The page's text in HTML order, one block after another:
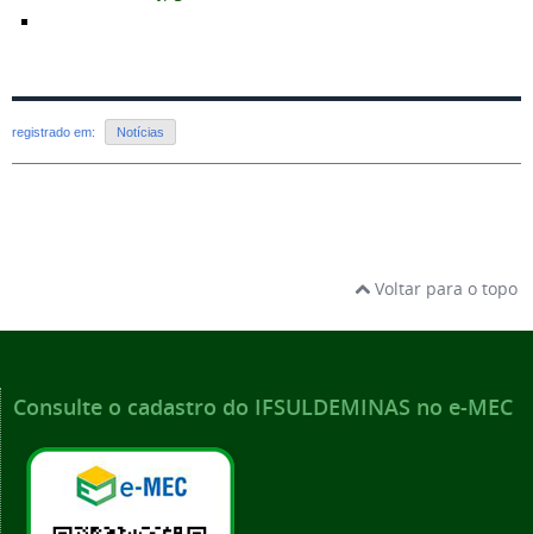
registrado em: Notícias
Voltar para o topo
Consulte o cadastro do IFSULDEMINAS no e-MEC